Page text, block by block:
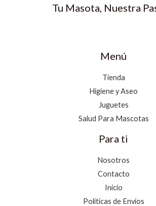
Tu Masota, Nuestra
Menú
Tienda
Higiene y Aseo
Juguetes
Salud Para Mascotas
Para ti
Nosotros
Contacto
Inicio
Políticas de Envíos